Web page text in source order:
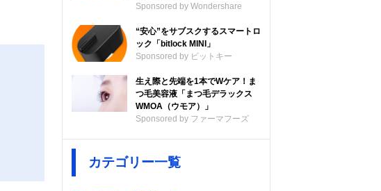
Sponsored by Wondershare
“安心”をサブスクするスマートロ
ック「bitlock MINI」
Sponsored by ビットキー
生え際と先端を1本でWケア！ま
つ毛美容液「まつ毛デラックス
WMOA（ウモア）」
Sponsored by ファーマフーズ
カテゴリー一覧